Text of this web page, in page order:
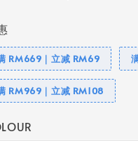
RM669｜立减 RM69
RM969｜立减 RM108